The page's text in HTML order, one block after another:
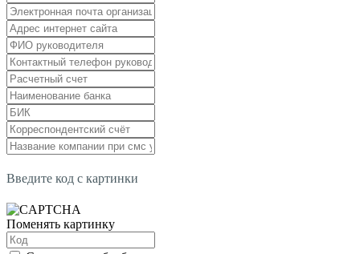
Введите код с картинки
Поменять картинку